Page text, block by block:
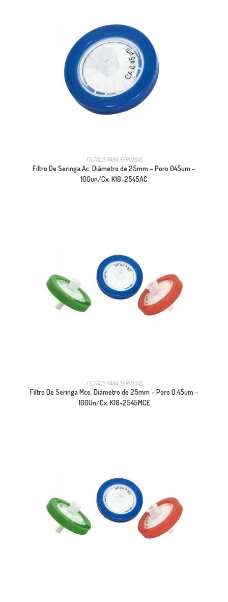
FILTROS PARA SERINGAS
Filtro De Seringa Ac. Diâmetro de 25mm – Poro 045um –
100un/Cx. K18-2545AC
FILTROS PARA SERINGAS
Filtro De Seringa Mce. Diâmetro de 25mm – Poro 0,45um –
100Un/Cx. K18-2545MCE